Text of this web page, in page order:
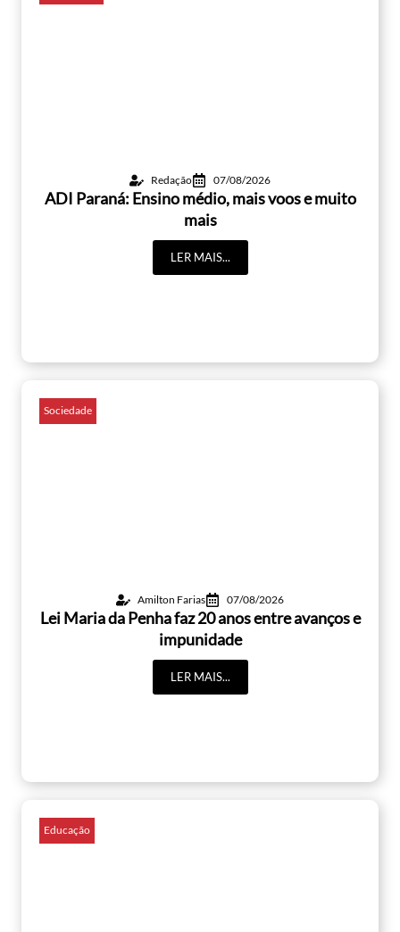
Redação 07/08/2026
ADI Paraná: Ensino médio, mais voos e muito
mais
LER MAIS...
Sociedade
Amilton Farias 07/08/2026
Lei Maria da Penha faz 20 anos entre avanços e
impunidade
LER MAIS...
Educação